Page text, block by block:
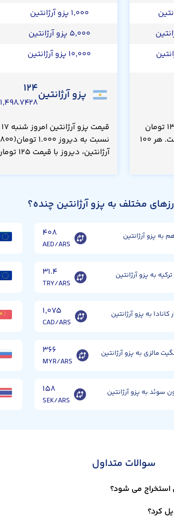
قیمت صد وون کره جنوبی امروز شنبه ۱۷ مرداد ۱۴۰۵، در بازار ۱۳,۲۳۰ تومان
است که نسبت به دیروز ۸۰.۰ تومان(۰.۶۰۰ درصد) کاهش یافته است. هر ۱۰۰
۱,۰۰۰ پزو آرژانتین
۵,۰۰۰ پزو آرژانتین
۱۰,۰۰۰ پزو آرژانتین
پزو آرژانتین۱۲۴
۱,۴۹۸.۷۴۲۸ USD
آرژانتین، دیروز با قیمت ۱۲۵ تومان معامله می‌شد.
مختلف به پزو آرژانتین چنده؟
به پزو آرژانتین ۴۰۸
AED/ARS
ترکیه به پزو آرژانتین ۳۱.۴
TRY/ARS
کانادا به پزو آرژانتین ۱,۰۷۵
CAD/ARS
مالزی به پزو آرژانتین ۳۶۶
MYR/ARS
سوئد به پزو آرژانتین ۱۵۸
SEK/ARS
سوالات متداول
استخراج می شود؟
کرد؟